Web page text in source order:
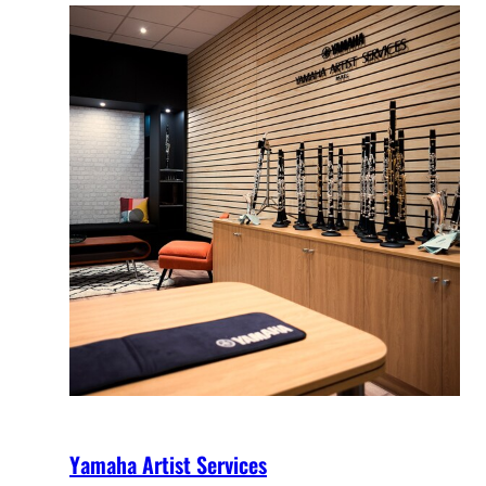
Yamaha Artist Services